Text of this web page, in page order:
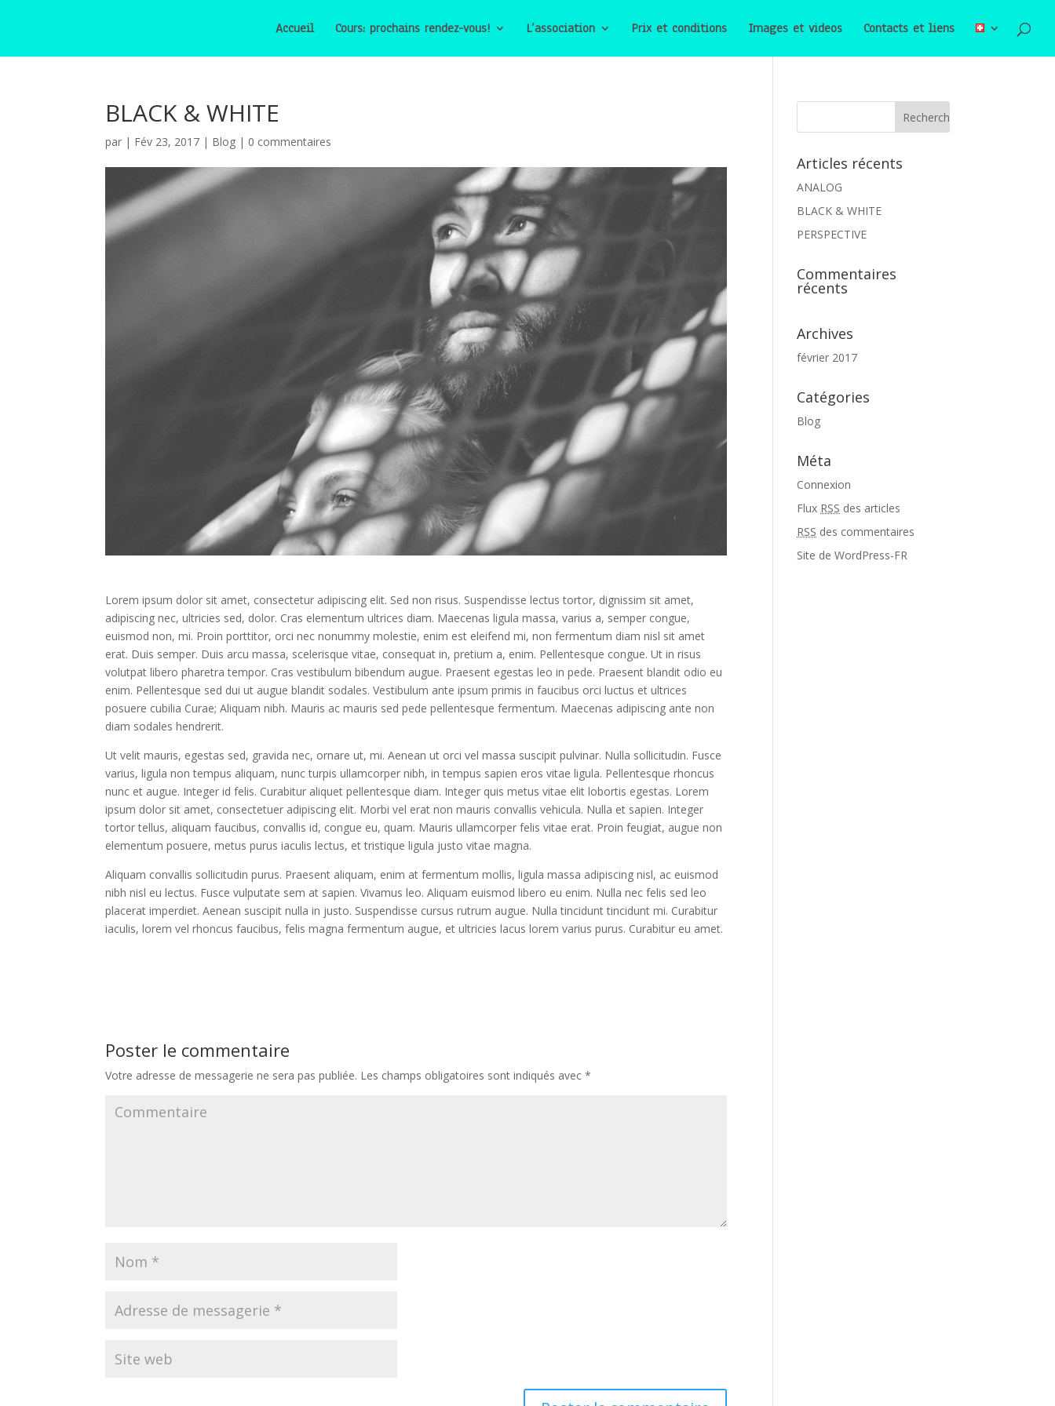
Accueil Cours: prochains rendez-vous! L’association Prix et conditions Images et videos Contacts et liens
BLACK & WHITE
par | Fév 23, 2017 | Blog | 0 commentaires
Lorem ipsum dolor sit amet, consectetur adipiscing elit. Sed non risus. Suspendisse lectus tortor, dignissim sit amet,
adipiscing nec, ultricies sed, dolor. Cras elementum ultrices diam. Maecenas ligula massa, varius a, semper congue,
euismod non, mi. Proin porttitor, orci nec nonummy molestie, enim est eleifend mi, non fermentum diam nisl sit amet
erat. Duis semper. Duis arcu massa, scelerisque vitae, consequat in, pretium a, enim. Pellentesque congue. Ut in risus
volutpat libero pharetra tempor. Cras vestibulum bibendum augue. Praesent egestas leo in pede. Praesent blandit odio eu
enim. Pellentesque sed dui ut augue blandit sodales. Vestibulum ante ipsum primis in faucibus orci luctus et ultrices
posuere cubilia Curae; Aliquam nibh. Mauris ac mauris sed pede pellentesque fermentum. Maecenas adipiscing ante non
diam sodales hendrerit.
Ut velit mauris, egestas sed, gravida nec, ornare ut, mi. Aenean ut orci vel massa suscipit pulvinar. Nulla sollicitudin. Fusce
varius, ligula non tempus aliquam, nunc turpis ullamcorper nibh, in tempus sapien eros vitae ligula. Pellentesque rhoncus
nunc et augue. Integer id felis. Curabitur aliquet pellentesque diam. Integer quis metus vitae elit lobortis egestas. Lorem
ipsum dolor sit amet, consectetuer adipiscing elit. Morbi vel erat non mauris convallis vehicula. Nulla et sapien. Integer
tortor tellus, aliquam faucibus, convallis id, congue eu, quam. Mauris ullamcorper felis vitae erat. Proin feugiat, augue non
elementum posuere, metus purus iaculis lectus, et tristique ligula justo vitae magna.
Aliquam convallis sollicitudin purus. Praesent aliquam, enim at fermentum mollis, ligula massa adipiscing nisl, ac euismod
nibh nisl eu lectus. Fusce vulputate sem at sapien. Vivamus leo. Aliquam euismod libero eu enim. Nulla nec felis sed leo
placerat imperdiet. Aenean suscipit nulla in justo. Suspendisse cursus rutrum augue. Nulla tincidunt tincidunt mi. Curabitur
iaculis, lorem vel rhoncus faucibus, felis magna fermentum augue, et ultricies lacus lorem varius purus. Curabitur eu amet.
Poster le commentaire
Votre adresse de messagerie ne sera pas publiée. Les champs obligatoires sont indiqués avec*
Articles récents
ANALOG
BLACK & WHITE
PERSPECTIVE
Commentaires
récents
Archives
février 2017
Catégories
Blog
Méta
Connexion
Flux RSS des articles
RSS des commentaires
Site de WordPress-FR